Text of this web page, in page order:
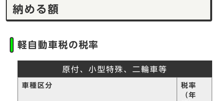
納める額
軽自動車税の税率
原付、小型特殊、二輪車等
車種区分
税率
（年